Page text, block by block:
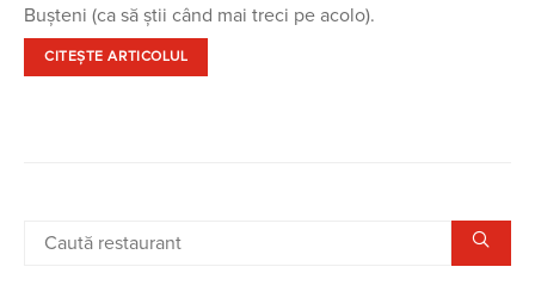
Bușteni (ca să știi când mai treci pe acolo).
CITEȘTE ARTICOLUL